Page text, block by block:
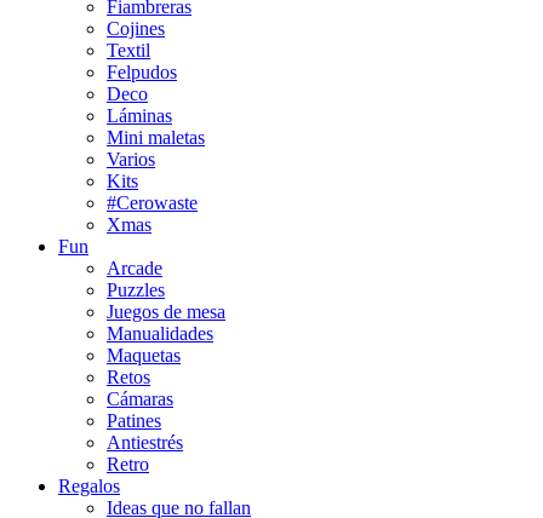
Fiambreras
Cojines
Textil
Felpudos
Deco
Láminas
Mini maletas
Varios
Kits
#Cerowaste
Xmas
Fun
Arcade
Puzzles
Juegos de mesa
Manualidades
Maquetas
Retos
Cámaras
Patines
Antiestrés
Retro
Regalos
Ideas que no fallan